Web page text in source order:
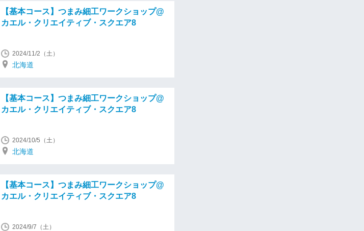
【基本コース】つまみ細工ワークショップ@
カエル・クリエイティブ・スクエア8
2024/11/2（土）
北海道
【基本コース】つまみ細工ワークショップ@
カエル・クリエイティブ・スクエア8
2024/10/5（土）
北海道
【基本コース】つまみ細工ワークショップ@
カエル・クリエイティブ・スクエア8
2024/9/7（土）